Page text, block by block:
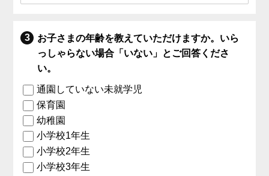
お子さまの年齢を教えていただけますか。いら
っしゃらない場合「いない」とご回答くださ
い。
通園していない未就学児
保育園
幼稚園
小学校1年生
小学校2年生
小学校3年生